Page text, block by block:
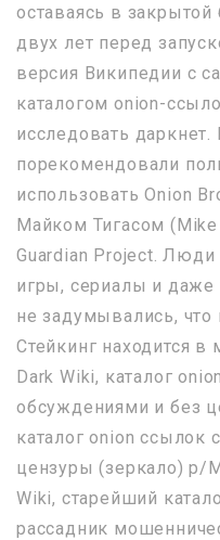
оставаясь в закрытой
двух лет перед
версия Википедии с
каталогом onion-
исследовать даркнет.
порекомендовали
использовать Onion
Майком Тигасом
Guardian Project.
игры, сериалы и даже
не задумывались, что
Стейкинг находится
Dark Wiki, каталог
обсуждениями и без
каталог onion ссылок
цензуры (зеркало) p/
Wiki, старейший
рассадник